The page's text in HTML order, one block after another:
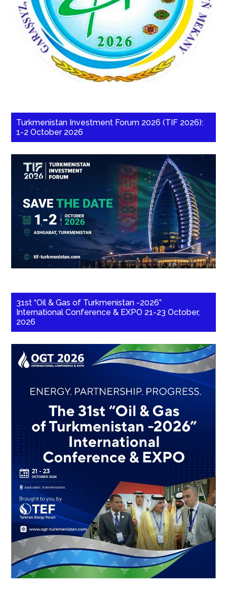
Turkmenistan Investment Forum 2026 (TIF 2026):
1-2 October 2026
31st “Oil & Gas of Turkmenistan -2026”
International Conference & EXPO 21-23 October,
2026